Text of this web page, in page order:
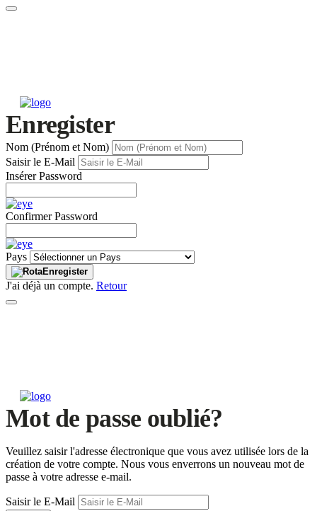
Enregister
Nom (Prénom et Nom)
Saisir le E-Mail
Insérer Password
Confirmer Password
Pays
Enregister
J'ai déjà un compte. Retour
Mot de passe oublié?
Veuillez saisir l'adresse électronique que vous avez utilisée lors de la
création de votre compte. Nous vous enverrons un nouveau mot de
passe à votre adresse e-mail.
Saisir le E-Mail